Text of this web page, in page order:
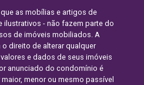
as mobílias e artigos de
ilustrativos - não fazem parte do
de imóveis mobiliados. A
direito de alterar qualquer
e dados de seus imóveis
anunciado do condomínio é
menor ou mesmo passível